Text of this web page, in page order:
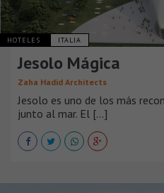
HOTELES ITALIA
Jesolo Mágica
Zaha Hadid Architects
Jesolo es uno de los más
junto al mar. El [...]